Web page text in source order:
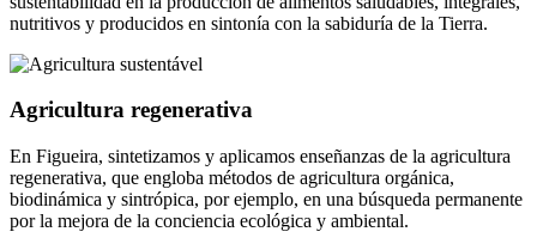
nutritivos y producidos en sintonía con la sabiduría de la Tierra.
Agricultura regenerativa
En Figueira, sintetizamos y aplicamos enseñanzas de la agricultura
regenerativa, que engloba métodos de agricultura orgánica,
biodinámica y sintrópica, por ejemplo, en una búsqueda permanente
por la mejora de la conciencia ecológica y ambiental.